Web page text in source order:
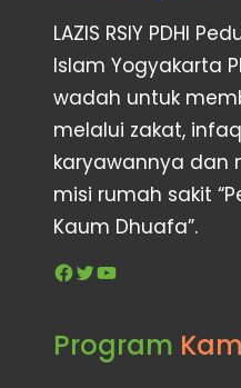
LAZIS RSIY PDHI
Islam Yogyakarta
wadah untuk
melalui zakat,
karyawannya dan
misi rumah sakit
Kaum Dhuafa”.
Program